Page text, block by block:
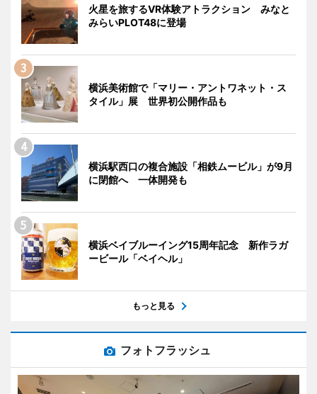
火星を旅するVR体験アトラクション みなと
みらいPLOT48に登場
横浜美術館で「マリー・アントワネット・ス
タイル」展 世界初公開作品も
横浜駅西口の複合施設「相鉄ムービル」が9月
に閉館へ 一体開発も
横浜ベイブルーイング15周年記念 新作ラガ
ービール「ベイヘル」
もっと見る
フォトフラッシュ